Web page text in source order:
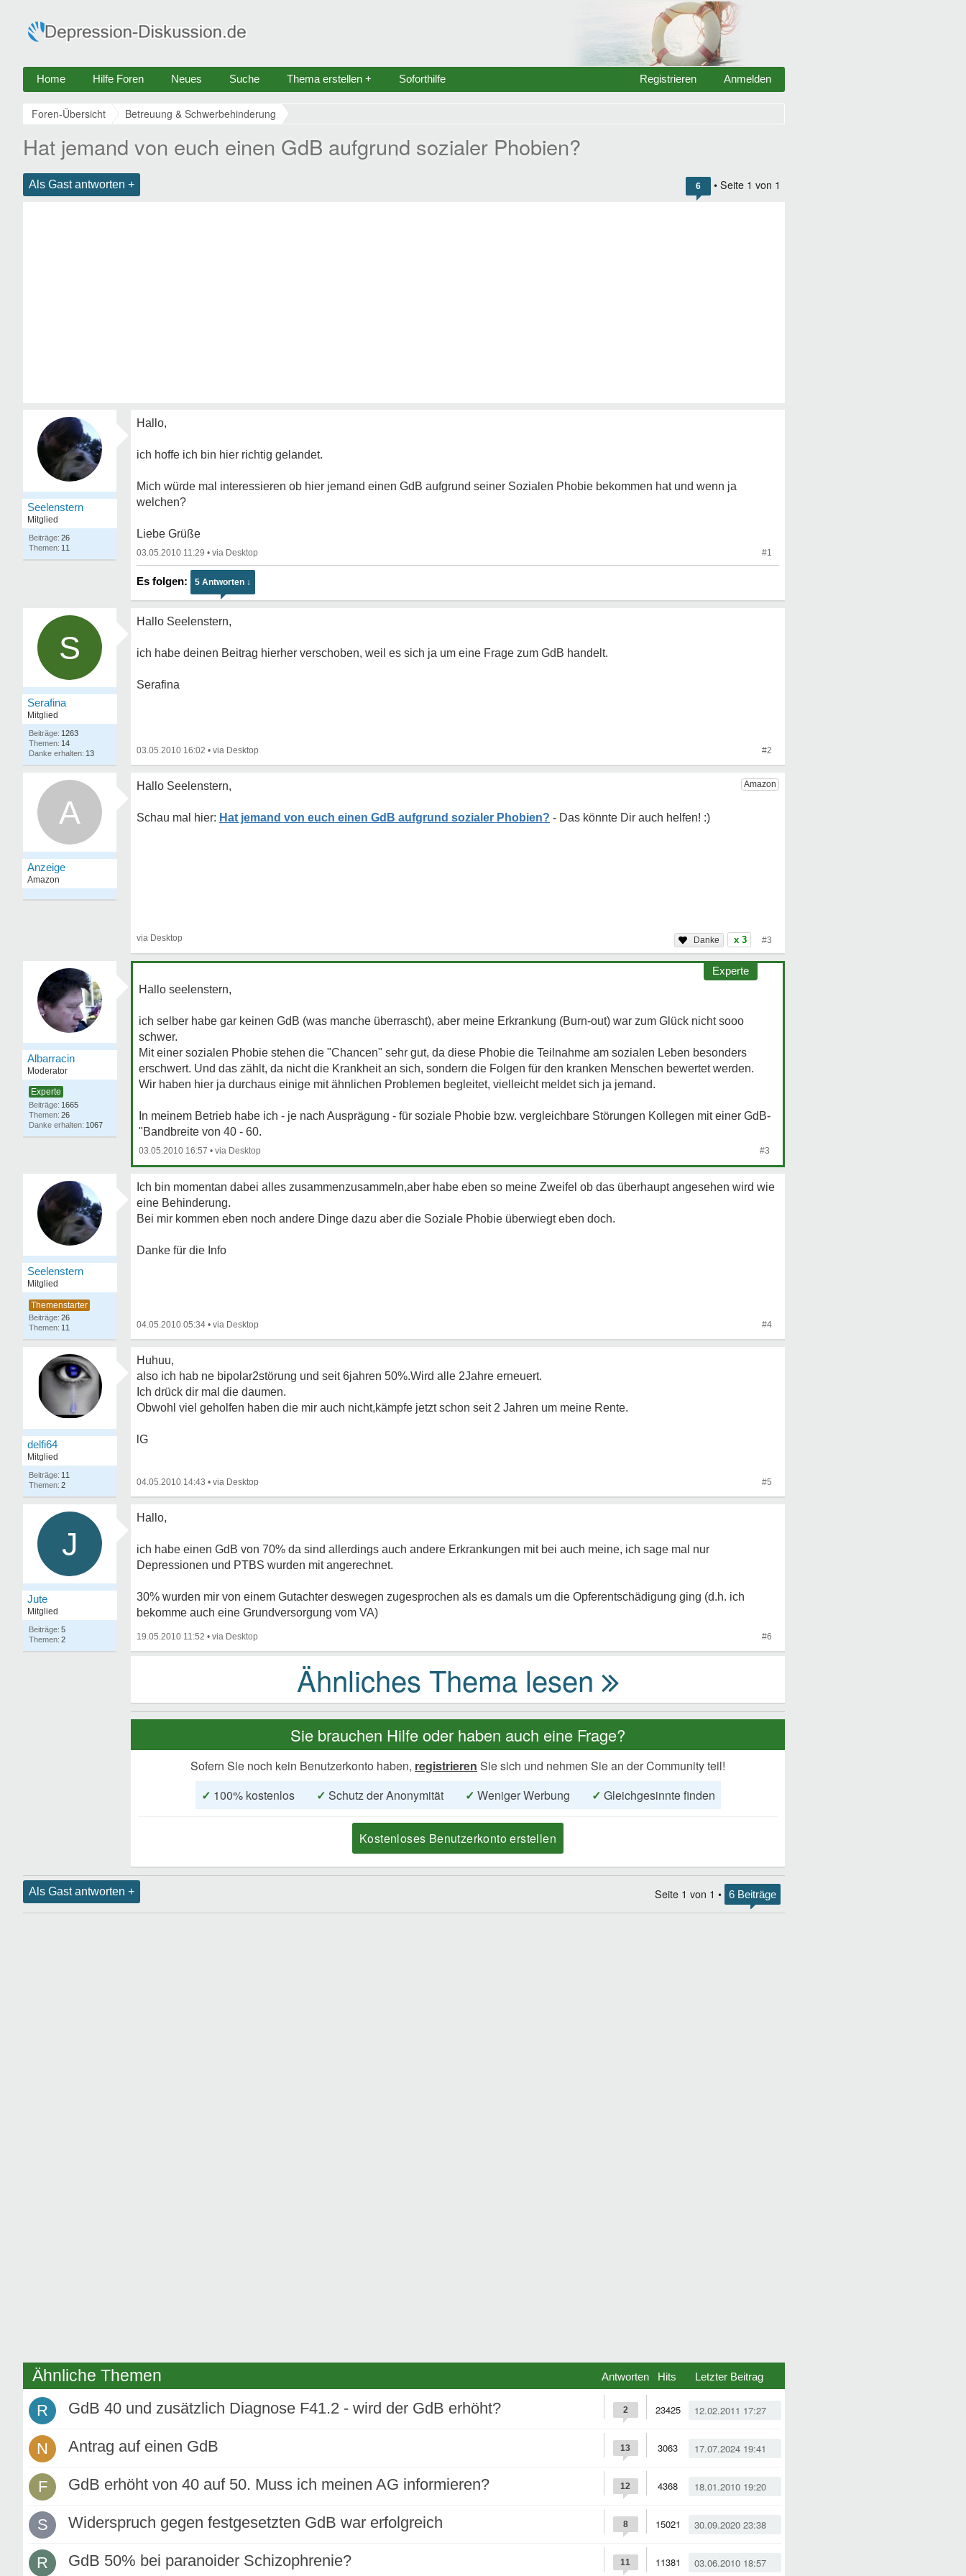
Home Hilfe Foren Neues Suche Thema erstellen + Soforthilfe Anmelden
Registrieren
Foren-Übersicht Betreuung & Schwerbehinderung
Hat jemand von euch einen GdB aufgrund sozialer Phobien?
Als Gast antworten + 6 • Seite 1 von 1
Seelenstern
Mitglied
26
11
Hallo,
ich hoffe ich bin hier richtig gelandet.
Mich würde mal interessieren ob hier jemand einen GdB aufgrund seiner Sozialen Phobie bekommen hat und wenn ja
welchen?
Liebe Grüße
03.05.2010 11:29 • #1
5 Antworten ↓
S
Serafina
Mitglied
1263
14
13
Hallo Seelenstern,
ich habe deinen Beitrag hierher verschoben, weil es sich ja um eine Frage zum GdB handelt.
Serafina
03.05.2010 16:02 • #2
A
Hallo Seelenstern,
Hat jemand von euch einen GdB aufgrund sozialer Phobien?
x 3 #3
Albarracin
Moderator
Experte
1665
26
1067
Experte
Hallo seelenstern,
ich selber habe gar keinen GdB (was manche überrascht), aber meine Erkrankung (Burn-out) war zum Glück nicht sooo
schwer.
Mit einer sozialen Phobie stehen die "Chancen" sehr gut, da diese Phobie die Teilnahme am sozialen Leben besonders
erschwert. Und das zählt, da nicht die Krankheit an sich, sondern die Folgen für den kranken Menschen bewertet werden.
Wir haben hier ja durchaus einige mit ähnlichen Problemen begleitet, vielleicht meldet sich ja jemand.
In meinem Betrieb habe ich - je nach Ausprägung - für soziale Phobie bzw. vergleichbare Störungen Kollegen mit einer GdB-
"Bandbreite von 40 - 60.
03.05.2010 16:57 • #3
Seelenstern
Mitglied
26
11
Ich bin momentan dabei alles zusammenzusammeln,aber habe eben so meine Zweifel ob das überhaupt angesehen wird wie
eine Behinderung.
Bei mir kommen eben noch andere Dinge dazu aber die Soziale Phobie überwiegt eben doch.
Danke für die Info
04.05.2010 05:34 • #4
delfi64
Mitglied
11
2
Huhuu,
also ich hab ne bipolar2störung und seit 6jahren 50%.Wird alle 2Jahre erneuert.
Ich drück dir mal die daumen.
Obwohl viel geholfen haben die mir auch nicht,kämpfe jetzt schon seit 2 Jahren um meine Rente.
lG
04.05.2010 14:43 • #5
J
Jute
Mitglied
5
2
Hallo,
ich habe einen GdB von 70% da sind allerdings auch andere Erkrankungen mit bei auch meine, ich sage mal nur
Depressionen und PTBS wurden mit angerechnet.
30% wurden mir von einem Gutachter deswegen zugesprochen als es damals um die Opferentschädigung ging (d.h. ich
bekomme auch eine Grundversorgung vom VA)
19.05.2010 11:52 • #6
Sie brauchen Hilfe oder haben auch eine Frage?
Sofern Sie noch kein Benutzerkonto haben, registrieren Sie sich und nehmen Sie an der Community teil!
✓ 100% kostenlos ✓ Schutz der Anonymität ✓ Weniger Werbung ✓ Gleichgesinnte finden
Kostenloses Benutzerkonto erstellen
Als Gast antworten + Seite 1 von 1 • 6 Beiträge
Ähnliche Themen Hits
Antworten Letzter Beitrag
R GdB 40 und zusätzlich Diagnose F41.2 - wird der GdB erhöht? 12.02.2011 17:27
23425
2
N Antrag auf einen GdB 17.07.2024 19:41
3063
13
F GdB erhöht von 40 auf 50. Muss ich meinen AG informieren? 18.01.2010 19:20
4368
12
S Widerspruch gegen festgesetzten GdB war erfolgreich 30.09.2020 23:38
15021
8
R GdB 50% bei paranoider Schizophrenie? 03.06.2010 18:57
11381
11